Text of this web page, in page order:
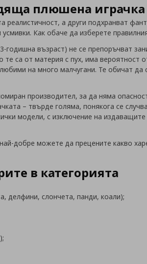
плюшена
реалистичност, а други подхранват
Как обаче да изберете
годишна възраст) не се препоръчват
са от материя с пух, има вероятност
на много малчугани. Те обичат да
производител, за да няма
– твърде голяма, понякога се
модели, с изключение на
добре можете да прецените какво
в категорията
делфини, слончета, панди, коали);